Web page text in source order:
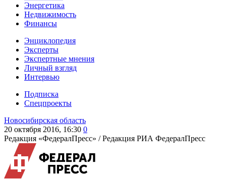
Энергетика
Недвижимость
Финансы
Энциклопедия
Эксперты
Экспертные мнения
Личный взгляд
Интервью
Подписка
Спецпроекты
Новосибирская область
20 октября 2016, 16:30 0
Редакция «ФедералПресс» /Редакция РИА ФедералПресс